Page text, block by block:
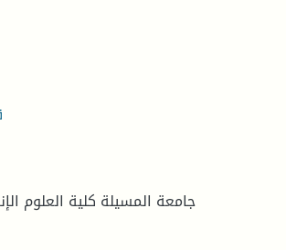
جامعة المسيلة كلية العلوم